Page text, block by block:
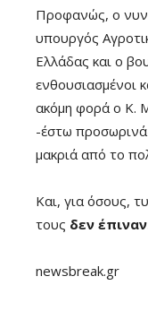
Προφανώς, ο νυν
υπουργός
Ελλάδας και ο
ενθουσιασμένοι
ακόμη φορά ο Κ.
-έστω
μακριά από το
Και, για όσους,
τους δεν
newsbreak.gr